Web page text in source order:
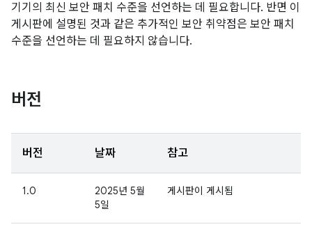
기기의 최신 보안 패치 수준을 선언하는 데 필요합니다. 반면 이
게시판에 설명된 것과 같은 추가적인 보안 취약점은 보안 패치
수준을 선언하는 데 필요하지 않습니다.
버전
버전 날짜 참고
1.0
2025년 5월
5일
게시판이 게시됨